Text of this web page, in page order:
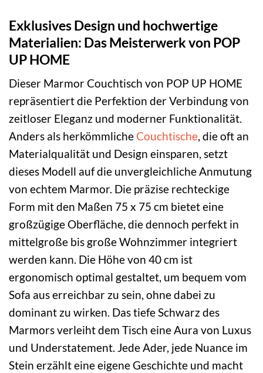
Exklusives Design und hochwertige
Materialien: Das Meisterwerk von POP
UP HOME
Dieser Marmor Couchtisch von POP UP HOME
repräsentiert die Perfektion der Verbindung von
zeitloser Eleganz und moderner Funktionalität.
Anders als herkömmliche Couchtische, die oft an
Materialqualität und Design einsparen, setzt
dieses Modell auf die unvergleichliche Anmutung
von echtem Marmor. Die präzise rechteckige
Form mit den Maßen 75 x 75 cm bietet eine
großzügige Oberfläche, die dennoch perfekt in
mittelgroße bis große Wohnzimmer integriert
werden kann. Die Höhe von 40 cm ist
ergonomisch optimal gestaltet, um bequem vom
Sofa aus erreichbar zu sein, ohne dabei zu
dominant zu wirken. Das tiefe Schwarz des
Marmors verleiht dem Tisch eine Aura von Luxus
und Understatement. Jede Ader, jede Nuance im
Stein erzählt eine eigene Geschichte und macht